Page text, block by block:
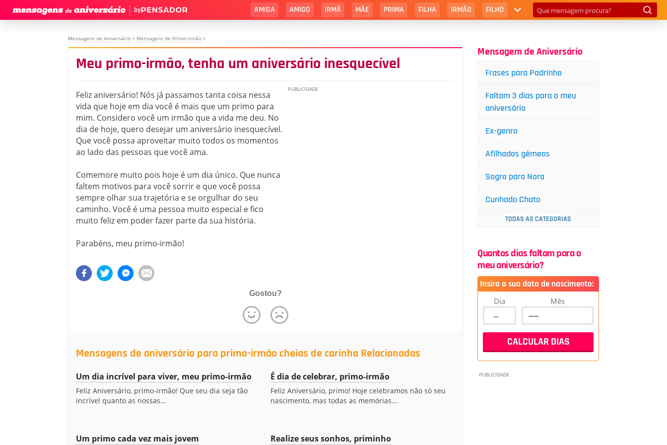
by AMIGA AMIGO IRMÃ MÃE PRIMA FILHA IRMÃO FILHO
Mensagens de Aniversário > Mensagens de Primo-irmão >
Meu primo-irmão, tenha um aniversário inesquecível
Feliz aniversário! Nós já passamos tanta coisa nessa
vida que hoje em dia você é mais que um primo para
mim. Considero você um irmão que a vida me deu. No
dia de hoje, quero desejar um aniversário inesquecível.
Que você possa aproveitar muito todos os momentos
ao lado das pessoas que você ama.
Comemore muito pois hoje é um dia único. Que nunca
faltem motivos para você sorrir e que você possa
sempre olhar sua trajetória e se orgulhar do seu
caminho. Você é uma pessoa muito especial e fico
muito feliz em poder fazer parte da sua história.
Parabéns, meu primo-irmão!
Gostou?
Mensagens de aniversário para primo-irmão cheias de carinho Relacionadas
Um dia incrível para viver, meu primo-irmão
Feliz Aniversário, primo-irmão! Que seu dia seja tão
incrível quanto as nossas...
É dia de celebrar, primo-irmão
Feliz Aniversário, primo! Hoje celebramos não só seu
nascimento, mas todas as memórias...
Um primo cada vez mais jovem Realize seus sonhos, priminho
Mensagem de Aniversário
Frases para Padrinho
Faltam 3 dias para o meu
aniversário
Ex-genro
Afilhados gêmeos
Sogro para Nora
Cunhado Chato
TODAS AS CATEGORIAS
Quantos dias faltam para o
meu aniversário?
Insira a sua data de nascimento:
Dia Mês